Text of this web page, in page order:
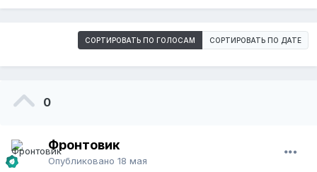
СОРТИРОВАТЬ ПО ГОЛОСАМ СОРТИРОВАТЬ ПО ДАТЕ
0
Фронтовик
Опубликовано 18 мая